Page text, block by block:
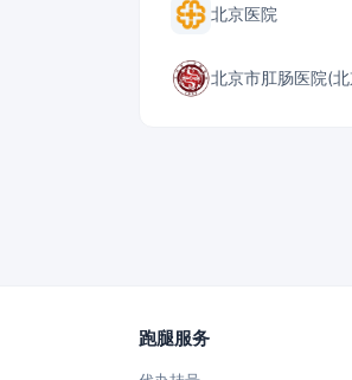
北京医院
跑腿服务